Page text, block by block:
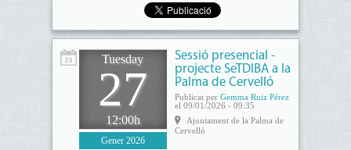
Tuesday
27
12:00h
Gener 2026
Sessió presencial -
projecte SeTDIBA a la
Palma de Cervelló
Publicat per Gemma Ruiz Pérez
el 09/01/2026 - 09:35
Ajuntament de la Palma de
Cervelló